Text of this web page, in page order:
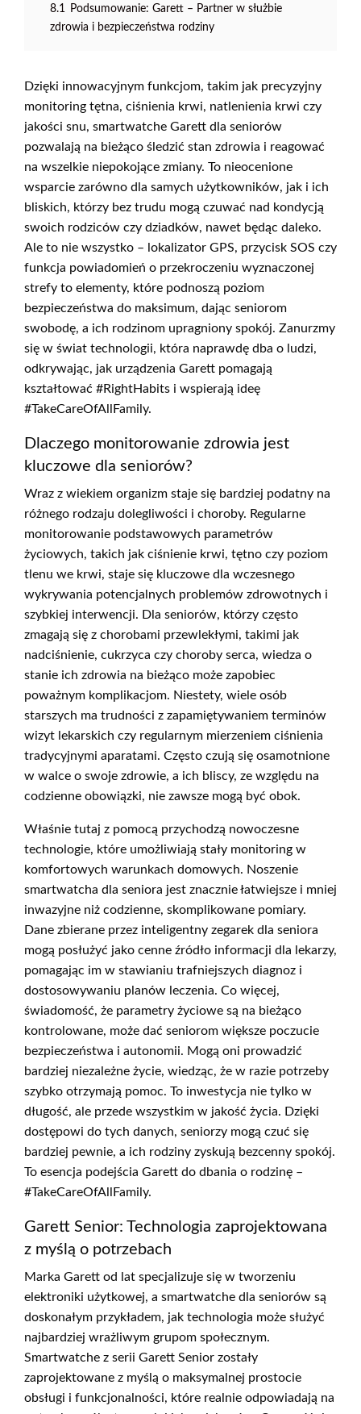
8.1 Podsumowanie: Garett – Partner w służbie
zdrowia i bezpieczeństwa rodziny
Dzięki innowacyjnym funkcjom, takim jak precyzyjny
monitoring tętna, ciśnienia krwi, natlenienia krwi czy
jakości snu, smartwatche Garett dla seniorów
pozwalają na bieżąco śledzić stan zdrowia i reagować
na wszelkie niepokojące zmiany. To nieocenione
wsparcie zarówno dla samych użytkowników, jak i ich
bliskich, którzy bez trudu mogą czuwać nad kondycją
swoich rodziców czy dziadków, nawet będąc daleko.
Ale to nie wszystko – lokalizator GPS, przycisk SOS czy
funkcja powiadomień o przekroczeniu wyznaczonej
strefy to elementy, które podnoszą poziom
bezpieczeństwa do maksimum, dając seniorom
swobodę, a ich rodzinom upragniony spokój. Zanurzmy
się w świat technologii, która naprawdę dba o ludzi,
odkrywając, jak urządzenia Garett pomagają
kształtować #RightHabits i wspierają ideę
#TakeCareOfAllFamily.
Dlaczego monitorowanie zdrowia jest
kluczowe dla seniorów?
Wraz z wiekiem organizm staje się bardziej podatny na
różnego rodzaju dolegliwości i choroby. Regularne
monitorowanie podstawowych parametrów
życiowych, takich jak ciśnienie krwi, tętno czy poziom
tlenu we krwi, staje się kluczowe dla wczesnego
wykrywania potencjalnych problemów zdrowotnych i
szybkiej interwencji. Dla seniorów, którzy często
zmagają się z chorobami przewlekłymi, takimi jak
nadciśnienie, cukrzyca czy choroby serca, wiedza o
stanie ich zdrowia na bieżąco może zapobiec
poważnym komplikacjom. Niestety, wiele osób
starszych ma trudności z zapamiętywaniem terminów
wizyt lekarskich czy regularnym mierzeniem ciśnienia
tradycyjnymi aparatami. Często czują się osamotnione
w walce o swoje zdrowie, a ich bliscy, ze względu na
codzienne obowiązki, nie zawsze mogą być obok.
Właśnie tutaj z pomocą przychodzą nowoczesne
technologie, które umożliwiają stały monitoring w
komfortowych warunkach domowych. Noszenie
smartwatcha dla seniora jest znacznie łatwiejsze i mniej
inwazyjne niż codzienne, skomplikowane pomiary.
Dane zbierane przez inteligentny zegarek dla seniora
mogą posłużyć jako cenne źródło informacji dla lekarzy,
pomagając im w stawianiu trafniejszych diagnoz i
dostosowywaniu planów leczenia. Co więcej,
świadomość, że parametry życiowe są na bieżąco
kontrolowane, może dać seniorom większe poczucie
bezpieczeństwa i autonomii. Mogą oni prowadzić
bardziej niezależne życie, wiedząc, że w razie potrzeby
szybko otrzymają pomoc. To inwestycja nie tylko w
długość, ale przede wszystkim w jakość życia. Dzięki
dostępowi do tych danych, seniorzy mogą czuć się
bardziej pewnie, a ich rodziny zyskują bezcenny spokój.
To esencja podejścia Garett do dbania o rodzinę –
#TakeCareOfAllFamily.
Garett Senior: Technologia zaprojektowana
z myślą o potrzebach
Marka Garett od lat specjalizuje się w tworzeniu
elektroniki użytkowej, a smartwatche dla seniorów są
doskonałym przykładem, jak technologia może służyć
najbardziej wrażliwym grupom społecznym.
Smartwatche z serii Garett Senior zostały
zaprojektowane z myślą o maksymalnej prostocie
obsługi i funkcjonalności, które realnie odpowiadają na